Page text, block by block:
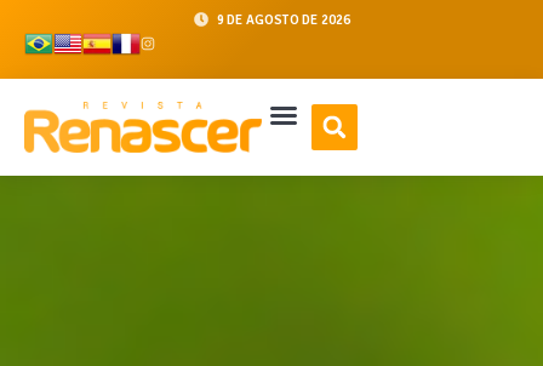
9 DE AGOSTO DE 2026